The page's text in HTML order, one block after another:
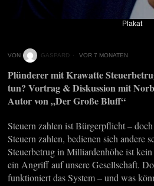
Plakat
VON GASPARD VOR 7 MONATEN
Plünderer mit Krawatte
tun? Vortrag & Diskussion mit
Autor von „Der Große Bluff“
Steuern zahlen ist Bürgerpflicht –
Steuern zahlen, bedienen sich andere
Steuerbetrug in Milliardenhöhe ist
ein Angriff auf unsere Gesellschaft.
funktioniert das System – und was